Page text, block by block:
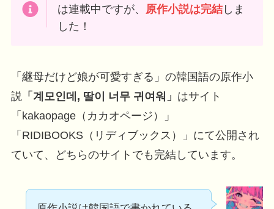
は連載中ですが、 原作小説は完結 しま
した！
「継母だけど娘が可愛すぎる」の韓国語の原作小
説「계모인데, 딸이 너무 귀여워」 はサイト
「kakaopage（カカオページ）」
「RIDIBOOKS（リディブックス）」にて公開され
ていて、どちらのサイトでも完結しています。